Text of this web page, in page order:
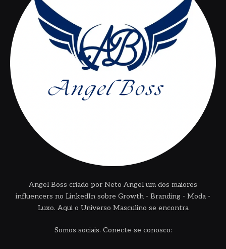
Angel Boss criado por Neto Angel um dos maiores
influencers no LinkedIn sobre Growth - Branding - Moda -
Luxo. Aqui o Universo Masculino se encontra
Somos sociais. Conecte-se conosco: